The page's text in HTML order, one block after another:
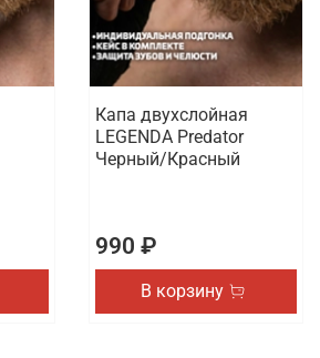
Капа двухслойная
LEGENDA Predator
Черный/Красный
990 ₽
В корзину